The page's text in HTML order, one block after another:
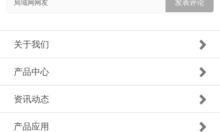
局域网网友
关于我们
产品中心
资讯动态
产品应用